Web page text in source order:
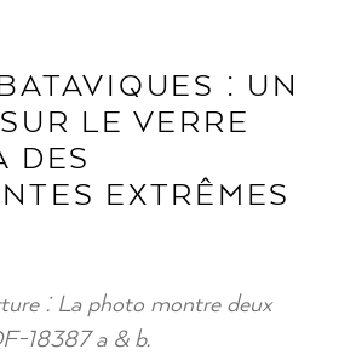
: UN
LE VERRE
DES
EXTRÊMES
: La photo montre deux
18387 a & b.